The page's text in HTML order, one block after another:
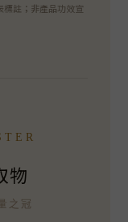
註；非產品功效宣
物
之冠